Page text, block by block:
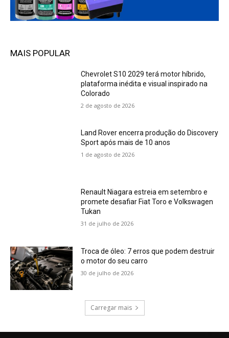
MAIS POPULAR
Chevrolet S10 2029 terá motor híbrido,
plataforma inédita e visual inspirado na
Colorado
2 de agosto de 2026
Land Rover encerra produção do Discovery
Sport após mais de 10 anos
1 de agosto de 2026
Renault Niagara estreia em setembro e
promete desafiar Fiat Toro e Volkswagen
Tukan
31 de julho de 2026
Troca de óleo: 7 erros que podem destruir
o motor do seu carro
30 de julho de 2026
Carregar mais